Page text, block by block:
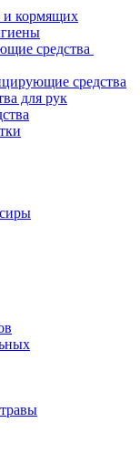
и кормящих
средства
средства
для рук